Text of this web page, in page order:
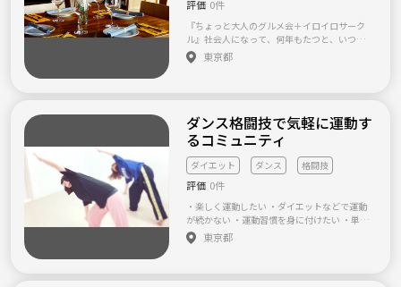
(*‘∀‘) 開催が決定しているイベント 1/8(日) 1
9-21 バド 1/9(月) 9-11 バド 1/9(月) 12-14 バ
レー 1/10(火) 19-21 バレー 1/14(土) 11-1
@経験者 1/29(日) 19-21 バド 1/30(月)
19-21 バレー http://joint-eve.com/ 社会人サ
ークルJOINT 代表 川上剛弘 080-6575-068
1 joint.eve@gmail.com
評価 0件
『ちょっと大人のグルメ会＋イロイロサーク
ル』社会人になって、何年もたつと、いつの
間にかご飯もお酒も、会社の仲間とだけ、っ
て方多いのではないでしょうか？ 何か新しい
たいな、なんて思っていても、なかなかチャ
ンスがなくて・・・。 そんなこと、結構あり
ませんか？ 『ちょっと大人のグルメ会＋イロ
イロサークル』では、そんな新しい仲間を求
めている方たちで、 美味しいお店を探索した
り、季節の肴を囲んでお酒を楽しんだり、時
にはテニスやゴルフ・フットサル等 共通の趣
味友を見つけられればという出会いの機会に
と、始めたサークルです。 20代の頃みたいに
沢山飲んで食べれれば良い、ではなくて、 ち
東京都
ダンス格闘技で気軽に運動す
るコミュニティ
ダイエット ダンス 格闘技
評価 0件
・楽しく運動したい ・ダイエットなどで運動
が続かない ・運動習慣を身に付けたい ・単な
る筋トレじゃつまらない そんな人が楽しく運
動できるのがこのグループ！ ■ダンス格闘技
東京都